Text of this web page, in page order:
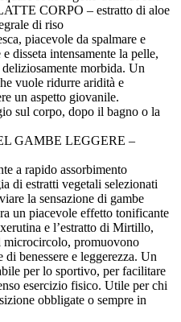
CORPO – estratto di aloe
di riso
piacevole da spalmare e
disseta intensamente la pelle,
morbida. Un
vuole ridurre aridità e
un aspetto giovanile.
sul corpo, dopo il bagno o la
GAMBE LEGGERE –
a rapido assorbimento
di estratti vegetali selezionati
la sensazione di gambe
un piacevole effetto tonificante
e l’estratto di Mirtillo,
microcircolo, promuovono
di benessere e leggerezza. Un
per lo sportivo, per facilitare
esercizio fisico. Utile per chi
obbligate o sempre in